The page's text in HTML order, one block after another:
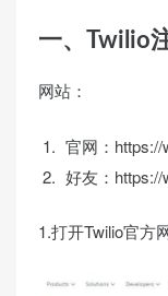
一、Twilio
网站：
官网：
好友：
1.打开Twilio官方